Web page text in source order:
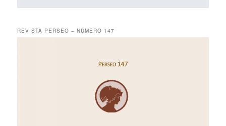
REVISTA PERSEO – NÚMERO 147